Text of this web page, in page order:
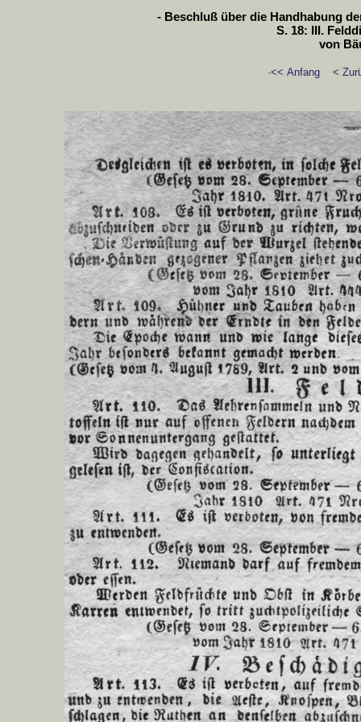
- Beschluß über die Handhabung
S. 18: III.
von
·<< Anfang <